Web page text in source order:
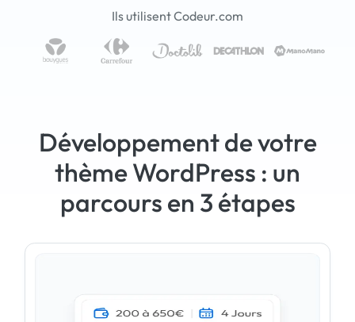
Ils utilisent Codeur.com
Développement de votre
thème WordPress : un
parcours en 3 étapes